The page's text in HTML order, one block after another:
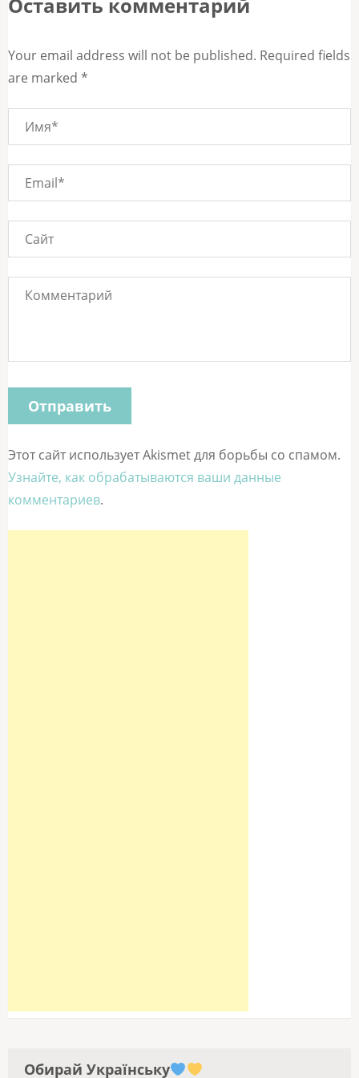
Оставить комментарий
Your email address will not be published. Required fields
are marked *
Этот сайт использует Akismet для борьбы со спамом.
Узнайте, как обрабатываются ваши данные
комментариев.
Обирай Українську